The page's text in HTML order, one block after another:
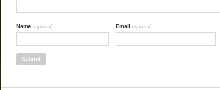
Name required Email required